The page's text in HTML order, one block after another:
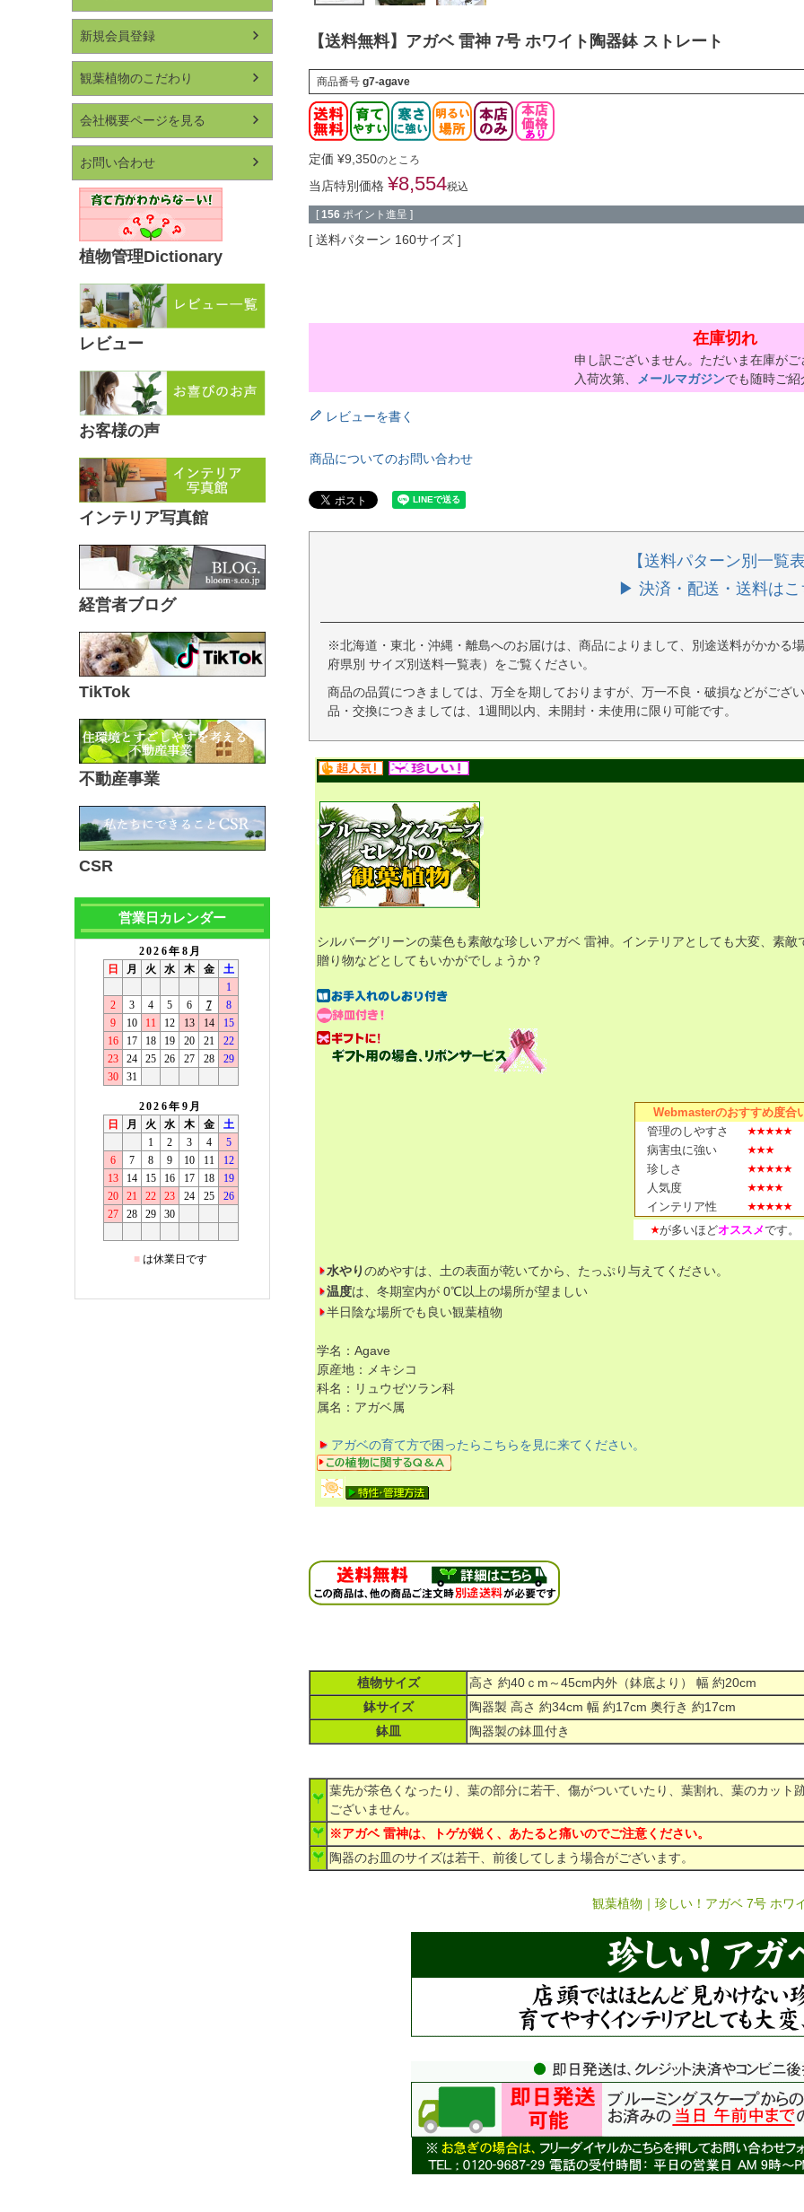
新規会員登録
観葉植物のこだわり
会社概要ページを見る
お問い合わせ
植物管理Dictionary
レビュー
お客様の声
インテリア写真館
経営者ブログ
TikTok
不動産事業
CSR
営業日カレンダー
【送料無料】アガベ 雷神 7号 ホワイト陶器鉢 ストレート
商品番号 g7-agave
定価 ¥9,350のところ
当店特別価格 ¥8,554税込
[ 156 ポイント進呈 ]
送料パターン 160サイズ
在庫切れ
申し訳ございません。ただいま在庫が
入荷次第、
メールマガジンでも随時ご
レビューを書く
商品についてのお問い合わせ
【送料パターン別一覧
▶ 決済・配送・送料はこ
※北海道・東北・沖縄・離島へのお届けは、商品によりまして、別途送料がかかる
府県別 サイズ別送料一覧表）をご覧ください。
商品の品質につきましては、万全を期しておりますが、万一不良・破損などがござ
品・交換につきましては、1週間以内、未開封・未使用に限り可能です。
シルバーグリーンの葉色も素敵な珍しいアガベ 雷神。インテリアとしても大変、素
贈り物などとしてもいかがでしょうか？
Webmasterのおすすめ度合
管理のしやすさ
病害虫に強い
珍しさ
人気度
インテリア性
が多いほどオススメです。
水やりのめやすは、土の表面が乾いてから、たっぷり与えてください。
温度は、冬期室内が 0℃以上の場所が望ましい
半日陰な場所でも良い観葉植物
学名：Agave
原産地：メキシコ
科名：リュウゼツラン科
属名：アガベ属
アガベの育て方で困ったらこちらを見に来てください。
植物サイズ
高さ 約40ｃm～45cm内外（鉢底より） 幅 約20cm
鉢サイズ
陶器製 高さ 約34cm 幅 約17cm 奥行き 約17cm
鉢皿
陶器製の鉢皿付き
葉先が茶色くなったり、葉の部分に若干、傷がついていたり、葉割れ、葉のカッ
ございません。
※アガベ 雷神は、トゲが鋭く、あたると痛いのでご注意ください。
陶器のお皿のサイズは若干、前後してしまう場合がございます。
観葉植物｜珍しい！アガベ 7号 ホワ